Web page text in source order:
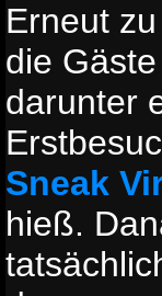
Erneut
die
darunter
Sneak
hieß.